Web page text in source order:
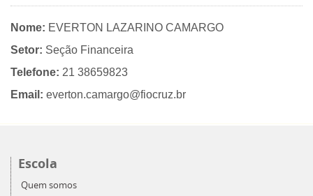
Nome: EVERTON LAZARINO CAMARGO
Setor: Seção Financeira
Telefone: 21 38659823
Email: everton.camargo@fiocruz.br
Escola
Quem somos